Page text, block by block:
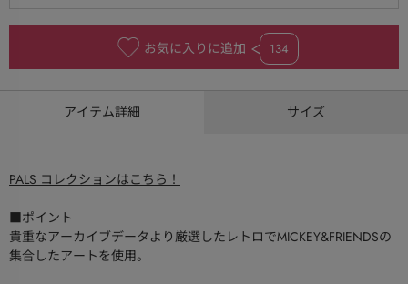
お気に入りに追加 134
アイテム詳細 サイズ
PALS コレクションはこちら！
■ポイント
貴重なアーカイブデータより厳選したレトロでMICKEY&FRIENDSの
集合したアートを使用。